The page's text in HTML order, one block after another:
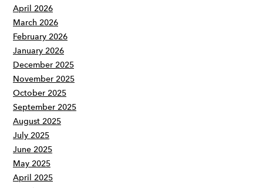
April 2026
March 2026
February 2026
January 2026
December 2025
November 2025
October 2025
September 2025
August 2025
July 2025
June 2025
May 2025
April 2025